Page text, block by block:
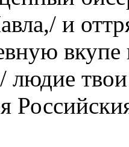
и
людие